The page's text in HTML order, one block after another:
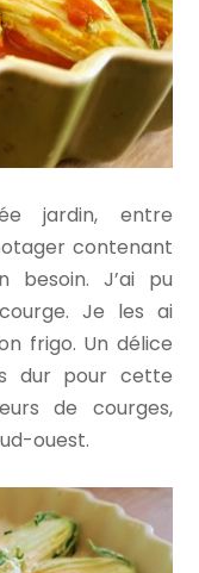
jardin, entre
contenant
besoin. J’ai pu
Je les ai
frigo. Un délice
dur pour cette
de courges,
ouest.